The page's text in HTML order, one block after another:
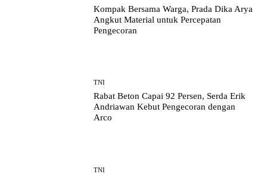
Kompak Bersama Warga, Prada Dika Arya
Angkut Material untuk Percepatan
Pengecoran
TNI
Rabat Beton Capai 92 Persen, Serda Erik
Andriawan Kebut Pengecoran dengan
Arco
TNI